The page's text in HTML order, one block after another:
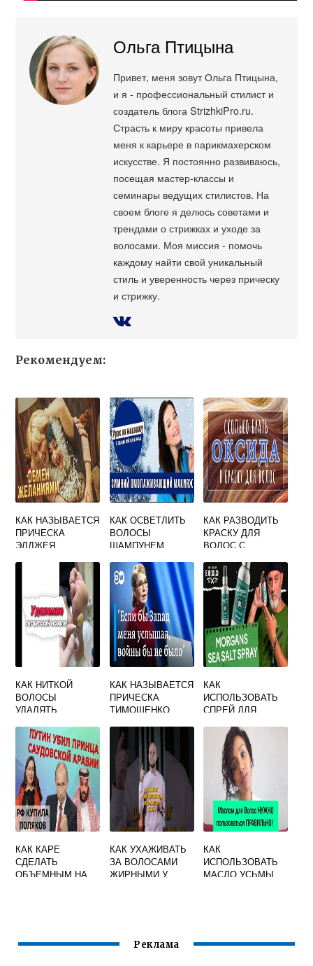
Ольга Птицына
Привет, меня зовут Ольга Птицына,
и я - профессиональный стилист и
создатель блога StrizhkiPro.ru.
Страсть к миру красоты привела
меня к карьере в парикмахерском
искусстве. Я постоянно развиваюсь,
посещая мастер-классы и
семинары ведущих стилистов. На
своем блоге я делюсь советами и
трендами о стрижках и уходе за
волосами. Моя миссия - помочь
каждому найти свой уникальный
стиль и уверенность через прическу
и стрижку.
Рекомендуем:
КАК НАЗЫВАЕТСЯ
ПРИЧЕСКА
ЭЛДЖЕЯ
КАК ОСВЕТЛИТЬ
ВОЛОСЫ
ШАМПУНЕМ
КАК РАЗВОДИТЬ
КРАСКУ ДЛЯ
ВОЛОС С
ПРОПОРЦИИ
ИГОРА
КАК НИТКОЙ
ВОЛОСЫ
УДАЛЯТЬ
КАК НАЗЫВАЕТСЯ
ПРИЧЕСКА
ТИМОШЕНКО
КАК
ИСПОЛЬЗОВАТЬ
СПРЕЙ ДЛЯ
МОРСКОЙ СОЛЬЮ
КАК КАРЕ
СДЕЛАТЬ
ОБЪЕМНЫМ НА
КАК УХАЖИВАТЬ
ЗА ВОЛОСАМИ
ЖИРНЫМИ У
КАК
ИСПОЛЬЗОВАТЬ
МАСЛО УСЬМЫ
Реклама